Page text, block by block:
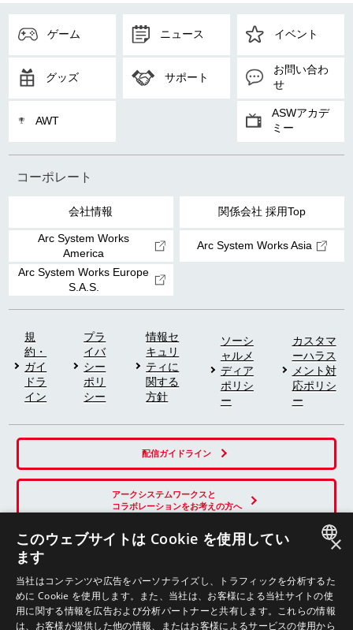
ゲーム ニュース イベント
グッズ サポート
お問い合わ
せ
AWT
ASWアカデ
ミー
コーポレート
会社情報 関係会社 採用Top
Arc System Works
America
Arc System Works Asia
Arc System Works Europe
S.A.S.
規
約・
ガイ
ドラ
イン
プラ
イバ
シー
ポリ
シー
情報セ
キュリ
ティに
関する
方針
ソーシ
ャルメ
ディア
ポリシ
ー
カスタマ
ーハラス
メント対
応ポリシ
ー
配信ガイドライン
アークシステムワークスと
コラボレーションをお考えの方へ
SNS
ENGLISH
×
このウェブサイトは Cookie を使用してい
ます
当社はコンテンツや広告をパーソナライズし、トラフィックを分析するた
めに Cookie を使用します。また、当社は、お客様による当社サイトの使
用に関する情報を広告および分析パートナーと共有します。これらの情報
は、お客様が提供した他の情報、またはお客様によるサービスの使用から